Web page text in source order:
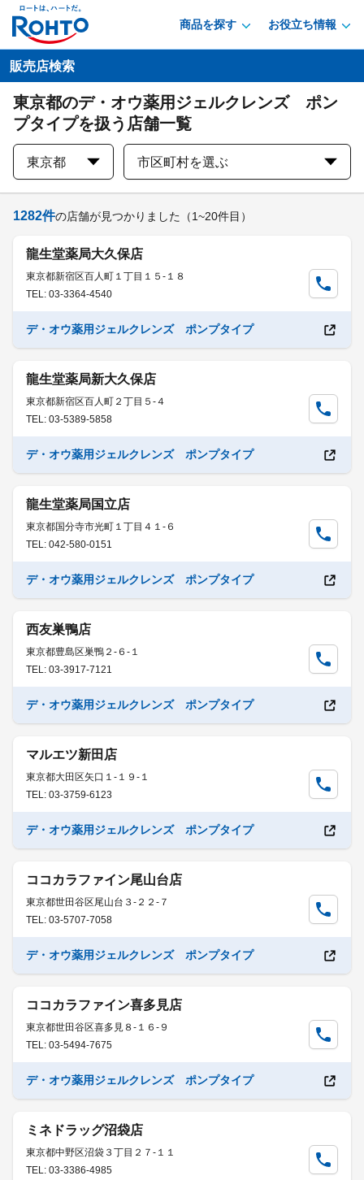
商品を探す お役立ち情報
販売店検索
東京都のデ・オウ薬用ジェルクレンズ ポン
プタイプを扱う店舗一覧
東京都 市区町村を選ぶ
1282件の店舗が見つかりました （1~20件目）
龍生堂薬局大久保店
東京都新宿区百人町１丁目１５-１８
TEL: 03-3364-4540
デ・オウ薬用ジェルクレンズ ポンプタイプ
龍生堂薬局新大久保店
東京都新宿区百人町２丁目５-４
TEL: 03-5389-5858
デ・オウ薬用ジェルクレンズ ポンプタイプ
龍生堂薬局国立店
東京都国分寺市光町１丁目４１-６
TEL: 042-580-0151
デ・オウ薬用ジェルクレンズ ポンプタイプ
西友巣鴨店
東京都豊島区巣鴨２-６-１
TEL: 03-3917-7121
デ・オウ薬用ジェルクレンズ ポンプタイプ
マルエツ新田店
東京都大田区矢口１-１９-１
TEL: 03-3759-6123
デ・オウ薬用ジェルクレンズ ポンプタイプ
ココカラファイン尾山台店
東京都世田谷区尾山台３-２２-７
TEL: 03-5707-7058
デ・オウ薬用ジェルクレンズ ポンプタイプ
ココカラファイン喜多見店
東京都世田谷区喜多見８-１６-９
TEL: 03-5494-7675
デ・オウ薬用ジェルクレンズ ポンプタイプ
ミネドラッグ沼袋店
東京都中野区沼袋３丁目２７-１１
TEL: 03-3386-4985